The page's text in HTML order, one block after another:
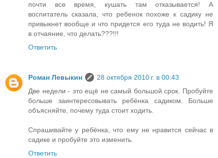
почти все время, кушать там отказывается! А
воспитатель сказала, что ребенок похоже к садику не
привыкнет вообще и что придется его туда не водить! Я
в отчаяние, что делать???!!!
Ответить
Роман Левыкин
28 октября 2010 г. в 00:43
Две недели - это ещё не самый большой срок. Пробуйте
больше заинтересовывать ребёнка садиком. Больше
объясняйте, почему туда стоит ходить.
Спрашивайте у ребёнка, что ему не нравится сейчас в
садике и пробуйте это изменить.
Ответить